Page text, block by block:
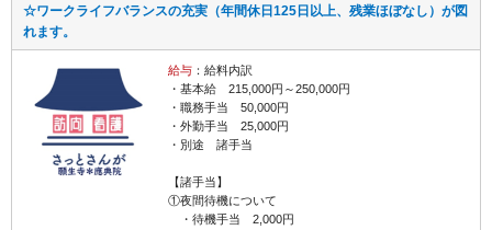
☆ワークライフバランスの充実（年間休日125日以上、残業ほぼなし）が図
れます。
給与：給料内訳
・基本給 215,000円～250,000円
・職務手当 50,000円
・外勤手当 25,000円
・別途 諸手当
【諸手当】
①夜間待機について
・待機手当 2,000円